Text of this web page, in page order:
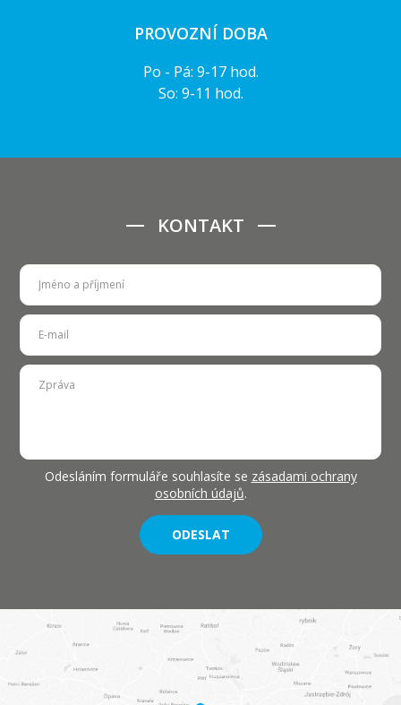
PROVOZNÍ DOBA
Po - Pá: 9-17 hod.
So: 9-11 hod.
KONTAKT
Odesláním formuláře souhlasíte se zásadami ochrany
osobních údajů.